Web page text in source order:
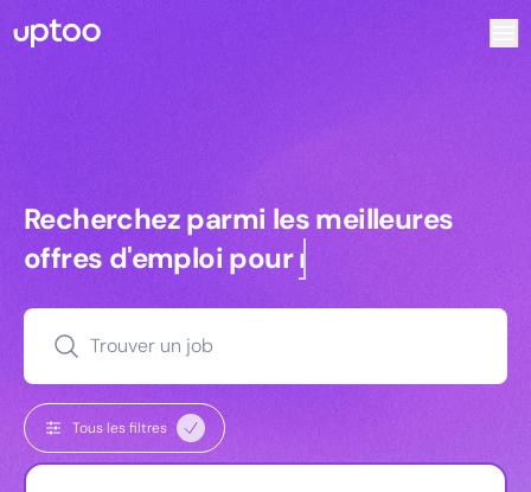
Recherchez parmi les meilleures
Recherchez parmi les meilleures
offres d'emploi pourmanagers
Trouver un job
Tous les filtres